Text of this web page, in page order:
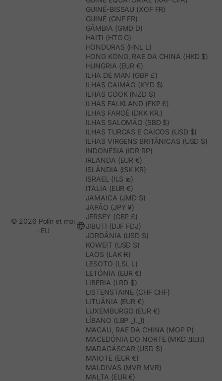
GUINÉ-BISSAU (XOF FR)
GUINÉ (GNF FR)
GÂMBIA (GMD D)
HAITI (HTG G)
HONDURAS (HNL L)
HONG KONG, RAE DA CHINA (HKD $)
HUNGRIA (EUR €)
ILHA DE MAN (GBP £)
ILHAS CAIMÃO (KYD $)
ILHAS COOK (NZD $)
ILHAS FALKLAND (FKP £)
ILHAS FAROÉ (DKK KR.)
ILHAS SALOMÃO (SBD $)
ILHAS TURCAS E CAICOS (USD $)
ILHAS VIRGENS BRITÂNICAS (USD $)
INDONÉSIA (IDR RP)
IRLANDA (EUR €)
ISLÂNDIA (ISK KR)
ISRAEL (ILS ₪)
ITÁLIA (EUR €)
JAMAICA (JMD $)
JAPÃO (JPY ¥)
JERSEY (GBP £)
JIBUTI (DJF FDJ)
JORDÂNIA (USD $)
KOWEIT (USD $)
LAOS (LAK ₭)
LESOTO (LSL L)
LETÓNIA (EUR €)
LIBÉRIA (LRD $)
LISTENSTAINE (CHF CHF)
LITUÂNIA (EUR €)
LUXEMBURGO (EUR €)
LÍBANO (LBP ل.ل)
MACAU, RAE DA CHINA (MOP P)
MACEDÓNIA DO NORTE (MKD ДЕН)
MADAGÁSCAR (USD $)
MAIOTE (EUR €)
MALDIVAS (MVR MVR)
MALTA (EUR €)
© 2026 Polín et moi
- EU